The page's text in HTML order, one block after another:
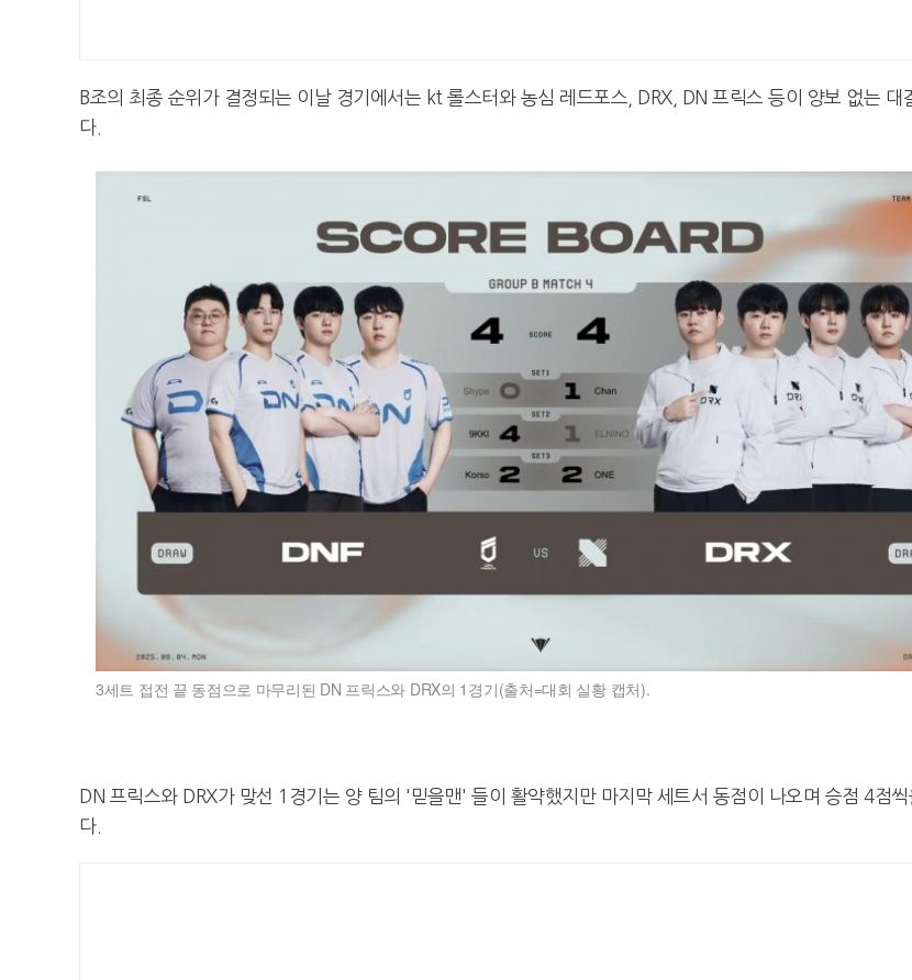
B조의 최종 순위가 결정되는 이날 경기에서는 kt 롤스터와 농심 레드포스, DRX, DN 프릭스 등이 양보 없는 대
다.
3세트 접전 끝 동점으로 마무리된 DN 프릭스와 DRX의 1경기(출처=대회 실황 캡처).
DN 프릭스와 DRX가 맞선 1경기는 양 팀의 '믿을맨' 들이 활약했지만 마지막 세트서 동점이 나오며 승점 4점
다.